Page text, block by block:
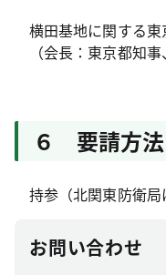
横田基地に関する
（会長：東京都知事
６ 要請方法
持参（北関東防衛局
お問い合わせ